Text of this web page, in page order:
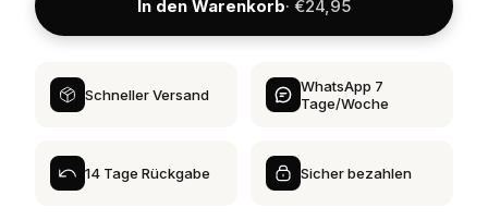
In den Warenkorb· €24,95
Schneller Versand
WhatsApp 7
Tage/Woche
14 Tage Rückgabe Sicher bezahlen